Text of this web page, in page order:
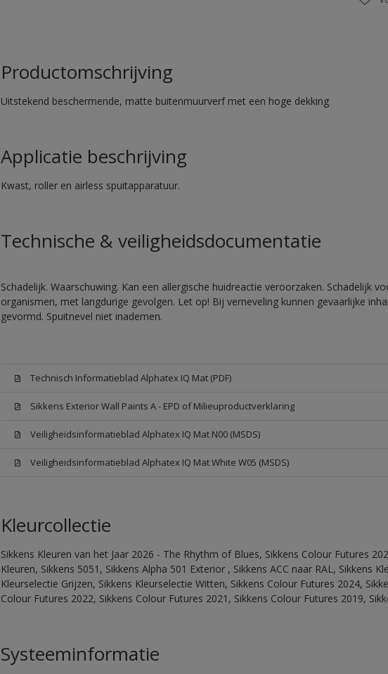
Productomschrijving
Uitstekend beschermende, matte buitenmuurverf met een hoge dekking
Applicatie beschrijving
Kwast, roller en airless spuitapparatuur.
Technische & veiligheidsdocumentatie
Schadelijk. Waarschuwing. Kan een allergische huidreactie veroorzaken. Schadelijk
organismen, met langdurige gevolgen. Let op! Bij verneveling kunnen gevaarlijke
gevormd. Spuitnevel niet inademen.
Technisch Informatieblad Alphatex IQ Mat (PDF)
Sikkens Exterior Wall Paints A - EPD of Milieuproductverklaring
Veiligheidsinformatieblad Alphatex IQ Mat N00 (MSDS)
Veiligheidsinformatieblad Alphatex IQ Mat White W05 (MSDS)
Kleurcollectie
Sikkens Kleuren van het Jaar 2026 - The Rhythm of Blues, Sikkens Colour Futures
Kleuren, Sikkens 5051, Sikkens Alpha 501 Exterior , Sikkens ACC naar RAL, Sikkens
Kleurselectie Grijzen, Sikkens Kleurselectie Witten, Sikkens Colour Futures 2024,
Colour Futures 2022, Sikkens Colour Futures 2021, Sikkens Colour Futures 2019,
Systeeminformatie